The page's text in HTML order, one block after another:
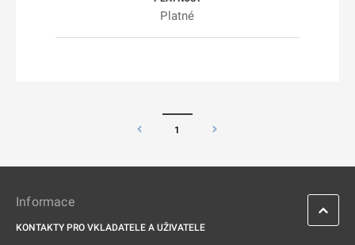
Platné
1
Informace
KONTAKTY PRO VKLADATELE A UŽIVATELE